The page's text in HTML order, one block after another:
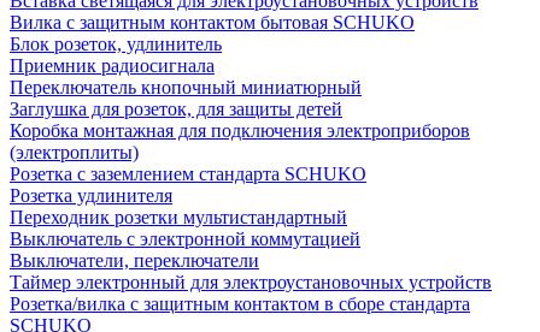
Вилка с защитным контактом бытовая SCHUKO
Блок розеток, удлинитель
Приемник радиосигнала
Переключатель кнопочный миниатюрный
Заглушка для розеток, для защиты детей
Коробка монтажная для подключения электроприборов
(электроплиты)
Розетка с заземлением стандарта SCHUKO
Розетка удлинителя
Переходник розетки мультистандартный
Выключатель с электронной коммутацией
Выключатели, переключатели
Таймер электронный для электроустановочных устройств
Розетка/вилка с защитным контактом в сборе стандарта
SCHUKO